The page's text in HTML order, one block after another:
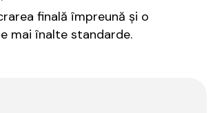
finală împreună și o
mai înalte standarde.